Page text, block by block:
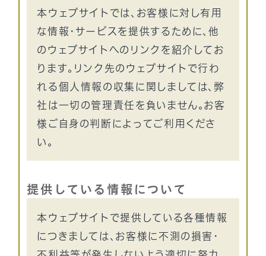
本ウェブサイトでは、お客様に対し有用
な情報・サービスを提供するために、他
のウェブサイトへのリンクを紹介してお
ります。リンク先のウェブサイトで行わ
れる個人情報の収集に関しましては、弊
社は一切の管理責任を負いません。お客
様ご自身の判断によってご利用くださ
い。
提供している情報について
本ウェブサイトで提供している各種情報
につきましては、お客様に不測の損害・